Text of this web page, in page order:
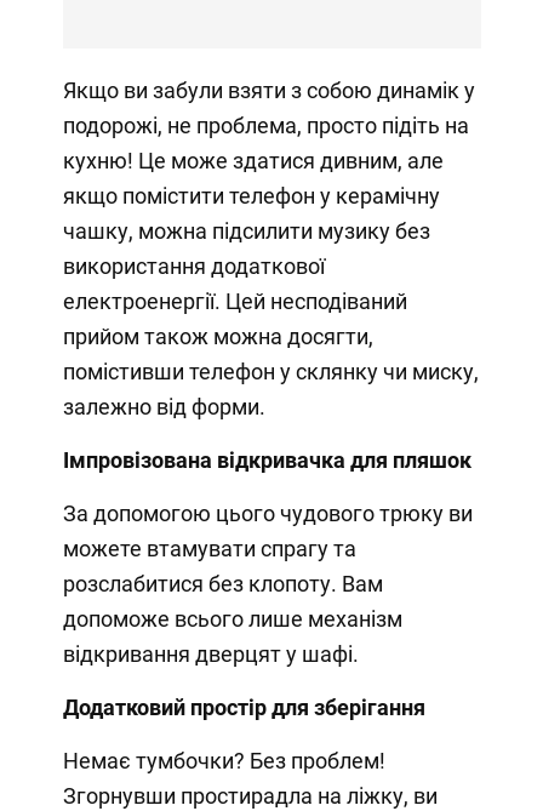
Якщо ви забули взяти з собою динамік у
подорожі, не проблема, просто підіть на
кухню! Це може здатися дивним, але
якщо помістити телефон у керамічну
чашку, можна підсилити музику без
використання додаткової
електроенергії. Цей несподіваний
прийом також можна досягти,
помістивши телефон у склянку чи миску,
залежно від форми.
Імпровізована відкривачка для пляшок
За допомогою цього чудового трюку ви
можете втамувати спрагу та
розслабитися без клопоту. Вам
допоможе всього лише механізм
відкривання дверцят у шафі.
Додатковий простір для зберігання
Немає тумбочки? Без проблем!
Згорнувши простирадла на ліжку, ви